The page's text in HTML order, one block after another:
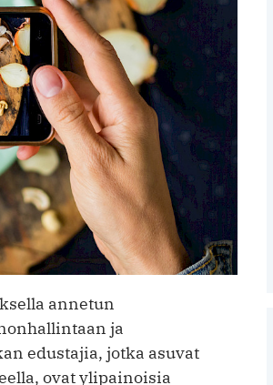
annetun
ja
edustajia, jotka asuvat
ovat ylipainoisia